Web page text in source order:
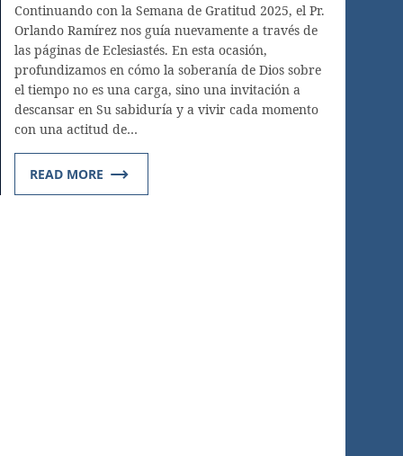
Continuando con la Semana de Gratitud 2025, el Pr.
Orlando Ramírez nos guía nuevamente a través de
las páginas de Eclesiastés. En esta ocasión,
profundizamos en cómo la soberanía de Dios sobre
el tiempo no es una carga, sino una invitación a
descansar en Su sabiduría y a vivir cada momento
con una actitud de…
READ MORE